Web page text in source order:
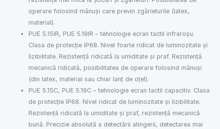
operare folosind mănuși care previn zgârieturile (latex,
material).
PUE 5.15IR, PUE 5.19IR – tehnologie ecran tactil infraroșu.
Clasa de protecție IP68. Nivel foarte ridicat de luminozitate și
lizibilitate. Rezistență ridicată la umiditate și praf. Rezistență
mecanică ridicată, posibilitatea de operare folosind mănuși
(din latex, material sau chiar lanț de oțel).
PUE 5.15C, PUE 5.19C – tehnologie ecran tactil capacitiv. Clasa
de protecție IP68. Nivel ridicat de luminozitate și lizibilitate.
Rezistență ridicată la umiditate și praf, rezistență mecanică
bună. Precizie absolută a detectării atingerii, detectarea mai